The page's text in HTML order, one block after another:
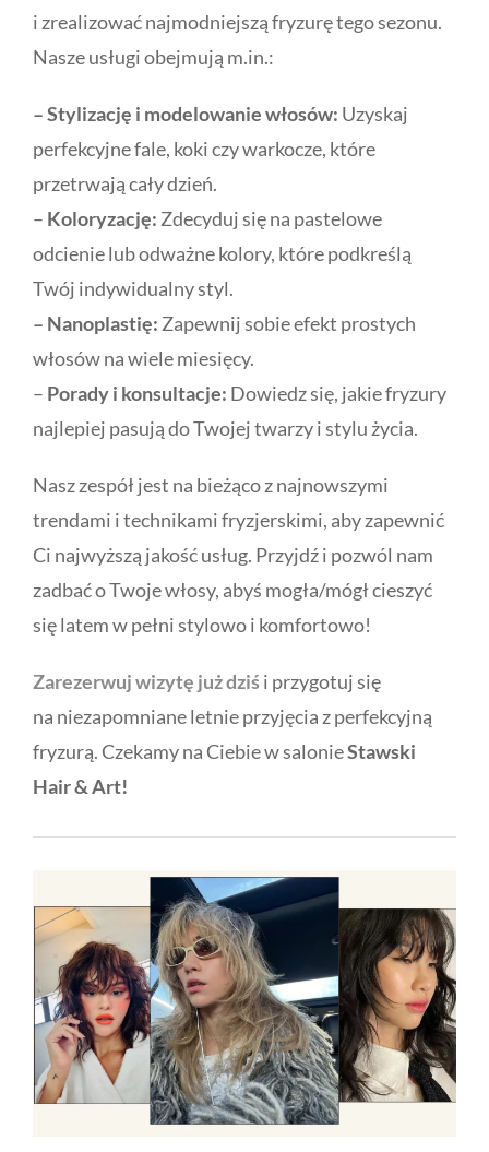
i zrealizować najmodniejszą fryzurę tego sezonu.
Nasze usługi obejmują m.in.:
– Stylizację i modelowanie włosów: Uzyskaj
perfekcyjne fale, koki czy warkocze, które
przetrwają cały dzień.
– Koloryzację: Zdecyduj się na pastelowe
odcienie lub odważne kolory, które podkreślą
Twój indywidualny styl.
– Nanoplastię: Zapewnij sobie efekt prostych
włosów na wiele miesięcy.
– Porady i konsultacje: Dowiedz się, jakie fryzury
najlepiej pasują do Twojej twarzy i stylu życia.
Nasz zespół jest na bieżąco z najnowszymi
trendami i technikami fryzjerskimi, aby zapewnić
Ci najwyższą jakość usług. Przyjdź i pozwól nam
zadbać o Twoje włosy, abyś mogła/mógł cieszyć
się latem w pełni stylowo i komfortowo!
Zarezerwuj wizytę już dziś i przygotuj się
na niezapomniane letnie przyjęcia z perfekcyjną
fryzurą. Czekamy na Ciebie w salonieStawski
Hair & Art!